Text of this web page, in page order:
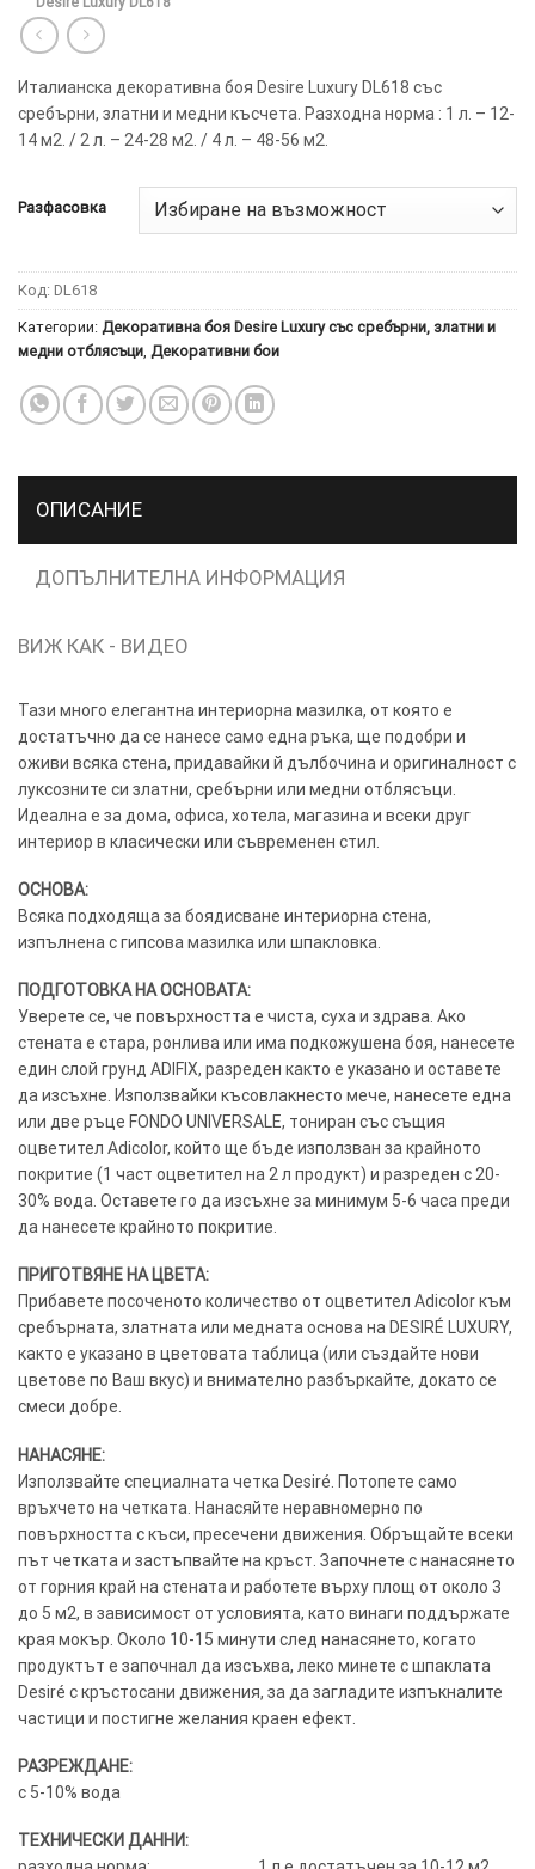
Италианска декоративна боя Desire Luxury DL618 със
сребърни, златни и медни късчета. Разходна норма : 1 л. – 12-
14 м2. / 2 л. – 24-28 м2. / 4 л. – 48-56 м2.
Разфасовка
Код: DL618
Категории: Декоративна боя Desire Luxury със сребърни, златни и
медни отблясъци Декоративни бои
ОПИСАНИЕ
ДОПЪЛНИТЕЛНА ИНФОРМАЦИЯ
ВИЖ КАК - ВИДЕО
Тази много елегантна интериорна мазилка, от която е
достатъчно да се нанесе само една ръка, ще подобри и
оживи всяка стена, придавайки й дълбочина и оригиналност с
луксозните си златни, сребърни или медни отблясъци.
Идеална е за дома, офиса, хотела, магазина и всеки друг
интериор в класически или съвременен стил.
ОСНОВА:
Всяка подходяща за боядисване интериорна стена,
изпълнена с гипсова мазилка или шпакловка.
ПОДГОТОВКА НА ОСНОВАТА:
Уверете се, че повърхността е чиста, суха и здрава. Ако
стената е стара, ронлива или има подкожушена боя, нанесете
един слой грунд ADIFIX, разреден както е указано и оставете
да изсъхне. Използвайки късовлакнесто мече, нанесете една
или две ръце FONDO UNIVERSALE, тониран със същия
оцветител Adicolor, който ще бъде използван за крайното
покритие (1 част оцветител на 2 л продукт) и разреден с 20-
30% вода. Оставете го да изсъхне за минимум 5-6 часа преди
да нанесете крайното покритие.
ПРИГОТВЯНЕ НА ЦВЕТА:
Прибавете посоченото количество от оцветител Adicolor към
сребърната, златната или медната основа на DESIRÉ LUXURY,
както е указано в цветовата таблица (или създайте нови
цветове по Ваш вкус) и внимателно разбъркайте, докато се
смеси добре.
НАНАСЯНЕ:
Използвайте специалната четка Desiré. Потопете само
връхчето на четката. Нанасяйте неравномерно по
повърхността с къси, пресечени движения. Обръщайте всеки
път четката и застъпвайте на кръст. Започнете с нанасянето
от горния край на стената и работете върху площ от около 3
до 5 м2, в зависимост от условията, като винаги поддържате
края мокър. Около 10-15 минути след нанасянето, когато
продуктът е започнал да изсъхва, леко минете с шпаклата
Desiré с кръстосани движения, за да загладите изпъкналите
частици и постигне желания краен ефект.
РАЗРЕЖДАНЕ:
с 5-10% вода
ТЕХНИЧЕСКИ ДАННИ:
× ТОЗИ
САЙТ
БИСКВИТКИ.
ПОВЕЧЕ
ДА
НАМЕРИТЕ
ТУК.
УСЛУГИ ОПЦИИ
Google